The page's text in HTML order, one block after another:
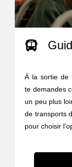
À la sortie de
te demandes
un peu plus
de transports
pour choisir